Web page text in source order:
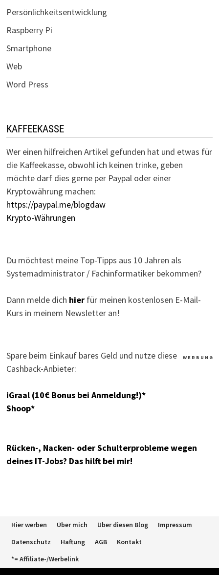
Persönlichkeitsentwicklung
Raspberry Pi
Smartphone
Web
Word Press
KAFFEEKASSE
Wer einen hilfreichen Artikel gefunden hat und etwas für
die Kaffeekasse, obwohl ich keinen trinke, geben
möchte darf dies gerne per Paypal oder einer
Kryptowährung machen:
https://paypal.me/blogdaw
Krypto-Währungen
Du möchtest meine Top-Tipps aus 10 Jahren als
Systemadministrator / Fachinformatiker bekommen?
Dann melde dich hierfür meinen kostenlosen E-Mail-
Kurs in meinem Newsletter an!
W E R B U N G
Spare beim Einkauf bares Geld und nutze diese
Cashback-Anbieter:
iGraal (10€ Bonus bei Anmeldung!)*
Shoop*
Rücken-, Nacken- oder Schulterprobleme wegen
deines IT-Jobs? Das hilft bei mir!
Hier werben Über mich Über diesen Blog
Impressum
Datenschutz
Haftung AGB
Kontakt
*= Affiliate-/Werbelink